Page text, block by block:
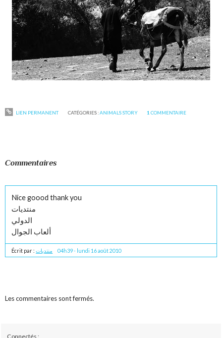
LIEN PERMANENT CATÉGORIES :ANIMALS STORY 1 COMMENTAIRE
Commentaires
Nice goood thank you
منتديات
الدولي
ألعاب الجوال
Écrit par :منتديات 04h39- lundi 16 août 2010
Les commentaires sont fermés.
Connectés :